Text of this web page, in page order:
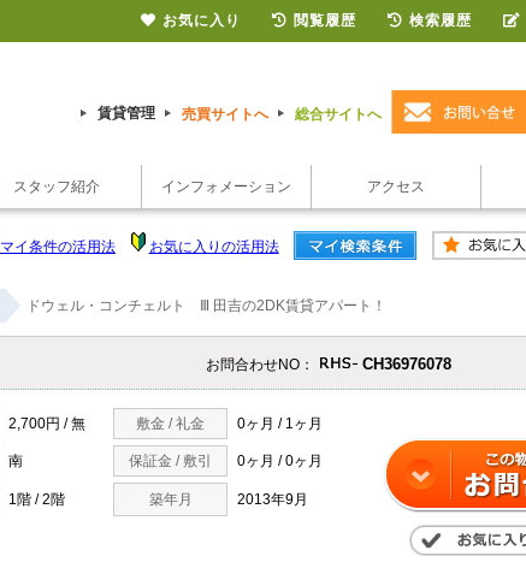
賃貸管理 売買サイトへ 総合サイトへ
スタッフ紹介 インフォメーション アクセス
マイ条件の活用法 お気に入りの活用法
ドウェル・コンチェルト Ⅲ 田吉の2DK賃貸アパート！
お問合わせNO： CH36976078
2,700円 / 無 敷金 / 礼金 0ヶ月 / 1ヶ月
南 保証金 / 敷引 0ヶ月 / 0ヶ月
1階 / 2階 築年月 2013年9月
お気に入り 閲覧履歴 検索履歴